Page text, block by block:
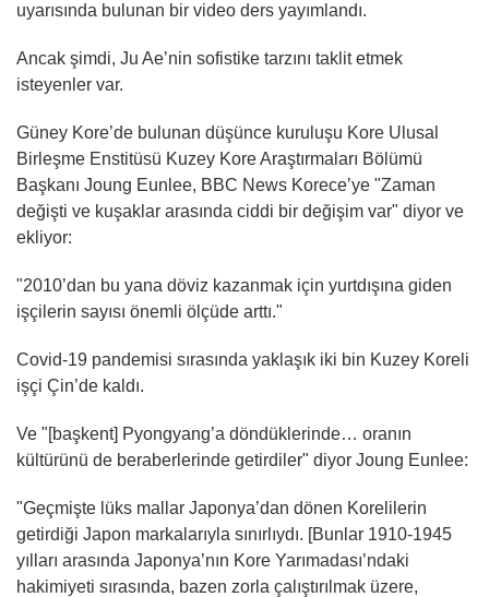
uyarısında bulunan bir video ders yayımlandı.
Ancak şimdi, Ju Ae’nin sofistike tarzını taklit etmek
isteyenler var.
Güney Kore’de bulunan düşünce kuruluşu Kore Ulusal
Birleşme Enstitüsü Kuzey Kore Araştırmaları Bölümü
Başkanı Joung Eunlee, BBC News Korece’ye "Zaman
değişti ve kuşaklar arasında ciddi bir değişim var" diyor ve
ekliyor:
"2010’dan bu yana döviz kazanmak için yurtdışına giden
işçilerin sayısı önemli ölçüde arttı."
Covid-19 pandemisi sırasında yaklaşık iki bin Kuzey Koreli
işçi Çin’de kaldı.
Ve "[başkent] Pyongyang’a döndüklerinde… oranın
kültürünü de beraberlerinde getirdiler" diyor Joung Eunlee:
"Geçmişte lüks mallar Japonya’dan dönen Korelilerin
getirdiği Japon markalarıyla sınırlıydı. [Bunlar 1910-1945
yılları arasında Japonya’nın Kore Yarımadası’ndaki
hakimiyeti sırasında, bazen zorla çalıştırılmak üzere,